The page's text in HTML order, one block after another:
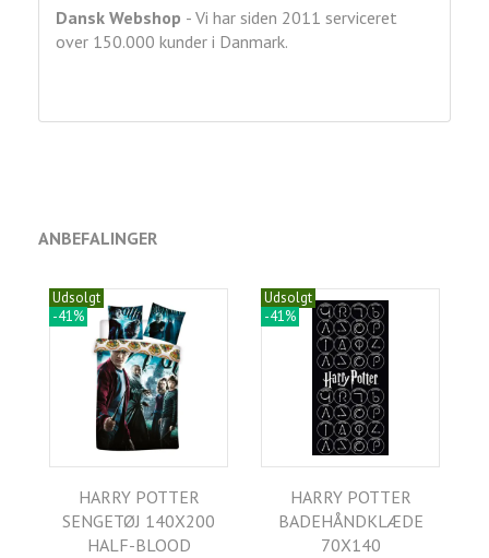
Dansk Webshop - Vi har siden 2011 serviceret
over 150.000 kunder i Danmark.
ANBEFALINGER
Udsolgt
-41%
HARRY POTTER
SENGETØJ 140X200
HALF-BLOOD
Udsolgt
-41%
HARRY POTTER
BADEHÅNDKLÆDE
70X140